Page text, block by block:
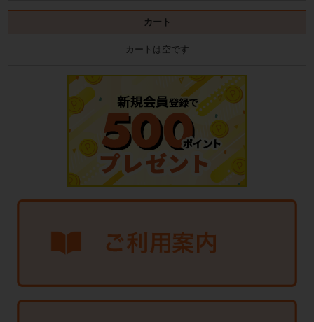
カート
カートは空です